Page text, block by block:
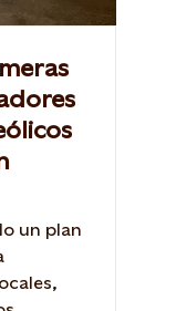
un plan